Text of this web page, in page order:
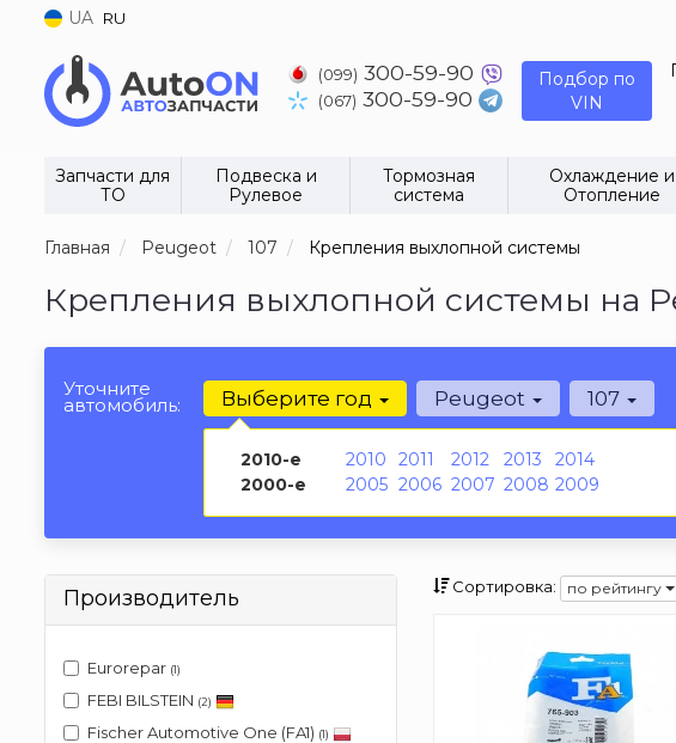
UA RU
(099) 300-59-90
(067) 300-59-90
Подбор по
VIN
Запчасти для
ТО
Подвеска и
Рулевое
Тормозная
система
Охлаждение и
Отопление
Главная Peugeot 107 Крепления выхлопной системы
Крепления выхлопной системы на
Уточните
автомобиль: Выберите год
2010-е 2010 2011 2012 2013
2014
2000-е
2005 2006 2007 2008 2009
Peugeot 107
Производитель
Eurorepar (1)
FEBI BILSTEIN (2)
Fischer Automotive One (FA1) (1)
Сортировка: по рейтингу